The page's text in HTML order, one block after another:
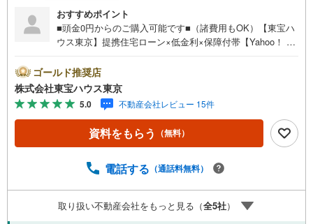
おすすめポイント
■頭金0円からのご購入可能です■（諸費用もOK）【東宝ハ
ウス東京】提携住宅ローン×低金利×保障付帯【Yahoo！ 不
ayボーナスライトがもらえる「Yahoo！ 不動産 物件ご成約
キャンペーン」の対象になります。「資料をもらう」「見
学予約をする」ボタンからお問い合わせください。※必ずY
ahoo！ JAPAN IDでログインしてください。※PayPayボー
ナスライトは出金と譲渡はできません。ご案内・詳細な資
料のご請求はお気軽にどうぞ♪お電話でのお問い合わせも
ゴールド推奨店
株式会社東宝ハウス東京
5.0 不動産会社レビュー 15件
資料をもらう （無料）
電話する （通話料無料）
取り扱い不動産会社をもっと見る（全5社）